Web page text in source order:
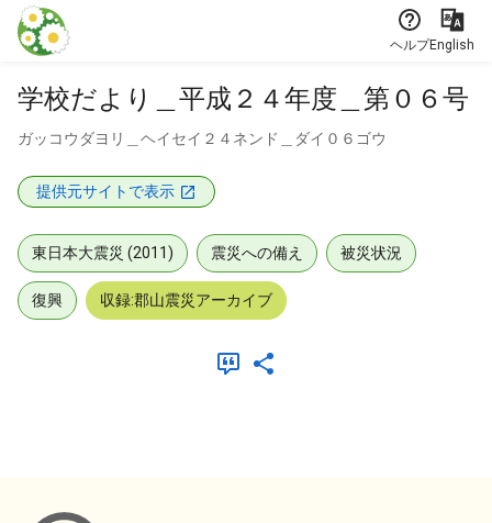
本文に飛ぶ
ヘルプEnglish
学校だより＿平成２４年度＿第０６号
ガッコウダヨリ＿ヘイセイ２４ネンド＿ダイ０６ゴウ
提供元サイトで表示
東日本大震災 (2011) 震災への備え 被災状況
復興 収録:郡山震災アーカイブ